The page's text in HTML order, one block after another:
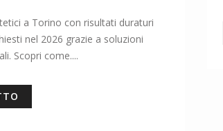
a Torino con risultati duraturi
nel 2026 grazie a soluzioni
Scopri come....